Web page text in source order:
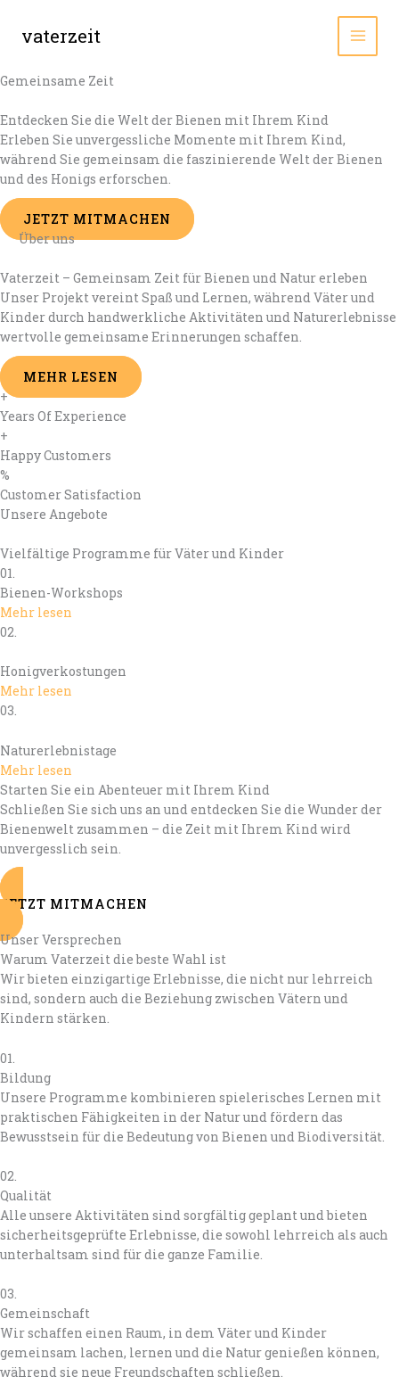
springen
vaterzeit
Gemeinsame Zeit
Entdecken Sie die Welt der Bienen mit Ihrem Kind
Erleben Sie unvergessliche Momente mit Ihrem Kind,
während Sie gemeinsam die faszinierende Welt der Bienen
und des Honigs erforschen.
JETZT MITMACHEN
Über uns
Vaterzeit – Gemeinsam Zeit für Bienen und Natur erleben
Unser Projekt vereint Spaß und Lernen, während Väter und
Kinder durch handwerkliche Aktivitäten und Naturerlebnisse
wertvolle gemeinsame Erinnerungen schaffen.
MEHR LESEN
+
Years Of Experience
+
Happy Customers
%
Customer Satisfaction
Unsere Angebote
Vielfältige Programme für Väter und Kinder
01.
Bienen-Workshops
Mehr lesen
02.
Honigverkostungen
Mehr lesen
03.
Naturerlebnistage
Mehr lesen
Starten Sie ein Abenteuer mit Ihrem Kind
Schließen Sie sich uns an und entdecken Sie die Wunder der
Bienenwelt zusammen – die Zeit mit Ihrem Kind wird
unvergesslich sein.
JETZT MITMACHEN
Unser Versprechen
Warum Vaterzeit die beste Wahl ist
Wir bieten einzigartige Erlebnisse, die nicht nur lehrreich
sind, sondern auch die Beziehung zwischen Vätern und
Kindern stärken.
01.
Bildung
Unsere Programme kombinieren spielerisches Lernen mit
praktischen Fähigkeiten in der Natur und fördern das
Bewusstsein für die Bedeutung von Bienen und Biodiversität.
02.
Qualität
Alle unsere Aktivitäten sind sorgfältig geplant und bieten
sicherheitsgeprüfte Erlebnisse, die sowohl lehrreich als auch
unterhaltsam sind für die ganze Familie.
03.
Gemeinschaft
Wir schaffen einen Raum, in dem Väter und Kinder
gemeinsam lachen, lernen und die Natur genießen können,
während sie neue Freundschaften schließen.